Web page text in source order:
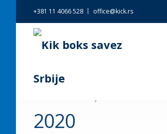
+381 11 4066 528 office@kick.rs
2020